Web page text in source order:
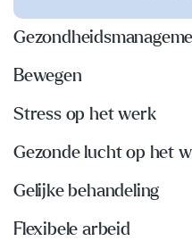
Bewegen
Stress op het werk
Gezonde lucht op het
Gelijke behandeling
Flexibele arbeid